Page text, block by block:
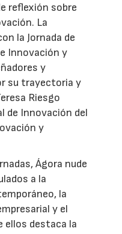
reflexión sobre
La
la Jornada de
Innovación y
y
su trayectoria y
Riesgo
de Innovación del
y
Ágora nude
a la
la
y el
destaca la